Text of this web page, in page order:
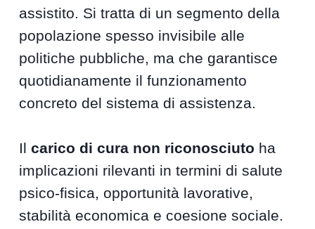
assistito. Si tratta di un segmento della
popolazione spesso invisibile alle
politiche pubbliche, ma che garantisce
quotidianamente il funzionamento
concreto del sistema di assistenza.
Ilcarico di cura non riconosciuto ha
implicazioni rilevanti in termini di salute
psico-fisica, opportunità lavorative,
stabilità economica e coesione sociale.